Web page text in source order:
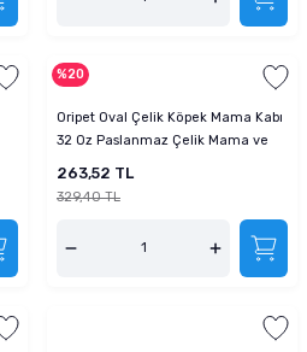
%20
Oripet Oval Çelik Köpek Mama Kabı
32 Oz Paslanmaz Çelik Mama ve
263,52 TL
329,40 TL